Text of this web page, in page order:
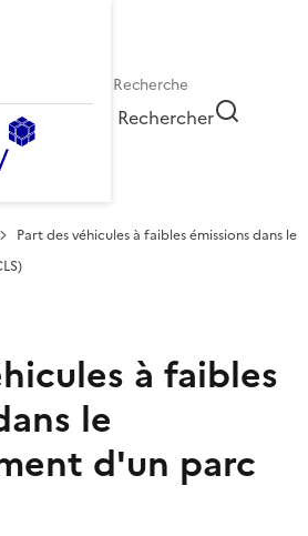
Rechercher
Part des véhicules à faibles émissions dans le
à faibles
le
d'un parc